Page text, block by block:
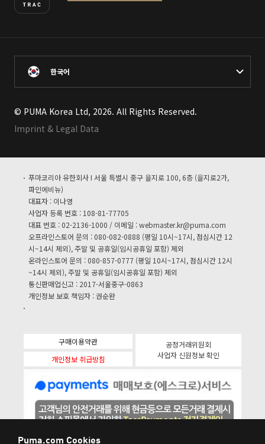
한국어
© PUMA Korea Ltd, 2026. All Rights Reserved.
Imprint & Legal Data
푸마코리아 유한회사 I 서울 특별시 중구 을지로 100, 6층 (을지로2가,
파인에비뉴)
대표자 : 이나영
사업자 등록 번호 : 108-81-77705
대표 번호 : 02-2136-1000 / 이메일 :webmaster.kr@puma.com
오프라인스토어 문의 : 080-082-0888 (평일 10시~17시, 점심시간 12
시~14시 제외), 주말 및 공휴일(임시공휴일 포함) 제외
온라인스토어 문의 : 080-857-0777 (평일 10시~17시, 점심시간 12시
~14시 제외), 주말 및 공휴일(임시공휴일 포함) 제외
통신판매업신고 : 2017-서울중구-0863
개인정보 보호 책임자 : 권순완
구매이용약관
개인정보 취급방침
공정거래위원회
사업자 신원정보 확인